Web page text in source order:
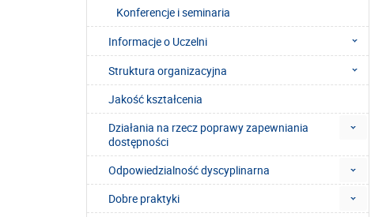
Konferencje i seminaria
Informacje o Uczelni
Struktura organizacyjna
Jakość kształcenia
Działania na rzecz poprawy zapewniania
dostępności
Odpowiedzialność dyscyplinarna
Dobre praktyki